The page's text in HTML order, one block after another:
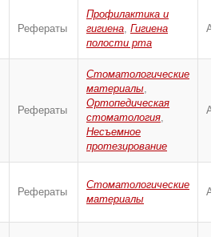
Рефераты
Профилактика и
гигиена, Гигиена
полости рта
Рефераты
Стоматологические
материалы,
Ортопедическая
стоматология,
Несъемное
протезирование
Рефераты
Стоматологические
материалы